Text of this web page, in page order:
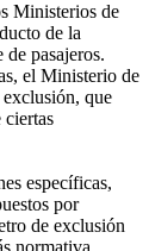
Ministerios de
de la
pasajeros.
el Ministerio de
exclusión, que
ciertas
específicas,
por
de exclusión
normativa